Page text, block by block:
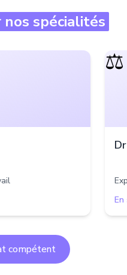
nos spécialités
⚖️
En
compétent